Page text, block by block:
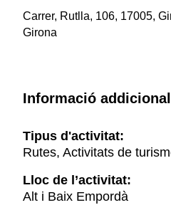
Carrer, Rutlla, 106, 17005,
Girona
Informació addicional
Tipus d'activitat:
Rutes, Activitats de
Lloc de l’activitat:
Alt i Baix Empordà